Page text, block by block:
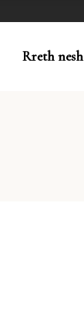
Rreth nesh